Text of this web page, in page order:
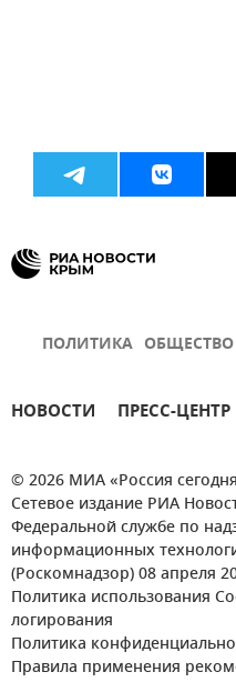
ПОЛИТИКА ОБЩЕСТВО
НОВОСТИ ПРЕСС-ЦЕНТР
© 2026 МИА «Россия
Сетевое издание РИА
Федеральной службе по
информационных
(Роскомнадзор) 08 апреля
Политика использования
логирования
Политика
Правила применения